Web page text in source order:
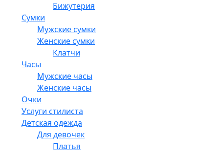
Бижутерия
Сумки
Мужские сумки
Женские сумки
Клатчи
Часы
Мужские часы
Женские часы
Очки
Услуги стилиста
Детская одежда
Для девочек
Платья